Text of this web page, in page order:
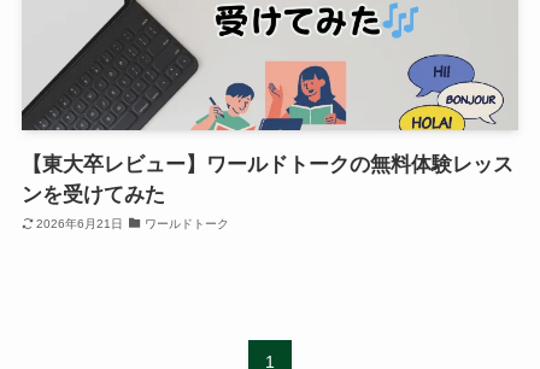
【東大卒レビュー】ワールドトークの無料体験レッス
ンを受けてみた
2026年6月21日 ワールドトーク
1